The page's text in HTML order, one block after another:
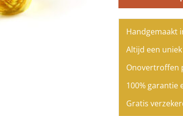
Handgemaakt
Altijd een
Onovertroffen
100% garantie
Gratis